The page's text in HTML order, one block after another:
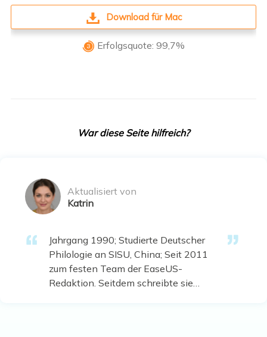
Download für Mac
 Erfolgsquote: 99,7%
War diese Seite hilfreich?
Aktualisiert von
Katrin
Jahrgang 1990; Studierte Deutscher
Philologie an SISU, China; Seit 2011
zum festen Team der EaseUS-
Redaktion. Seitdem schreibte sie